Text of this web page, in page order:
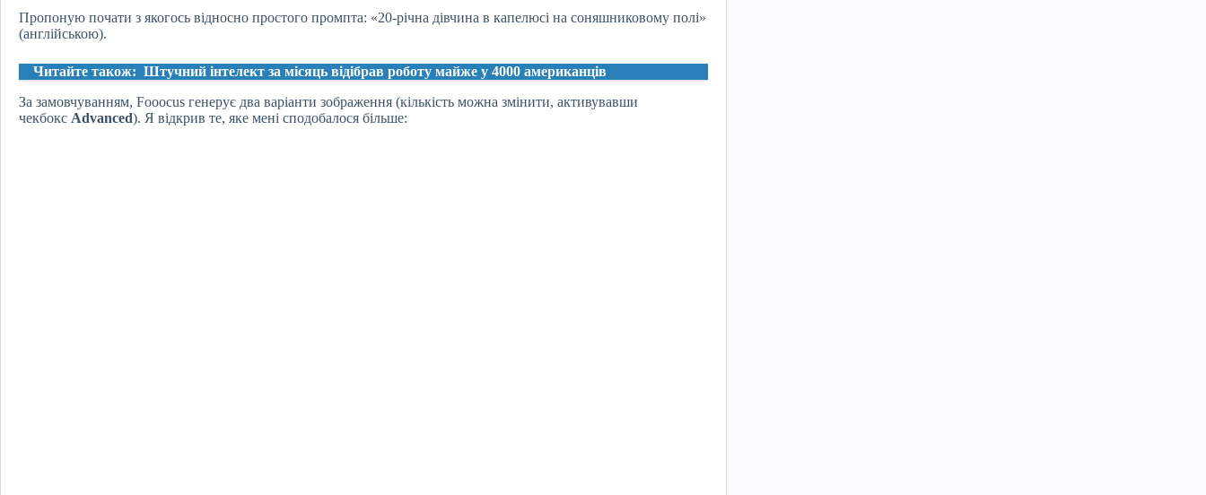
Пропоную почати з якогось відносно простого промпта: «20-річна дівчина в капелюсі на соняшниковому полі»
(англійською).
Читайте також: Штучний інтелект за місяць відібрав роботу майже у 4000 американців
За замовчуванням, Fooocus генерує два варіанти зображення (кількість можна змінити, активувавши
чекбокс Advanced). Я відкрив те, яке мені сподобалося більше: